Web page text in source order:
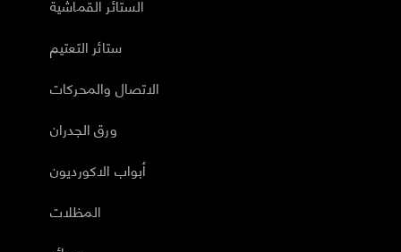
ستائر التعتيم
الاتصال والمحركات
ورق الجدران
أبواب الاكورديون
المظلات